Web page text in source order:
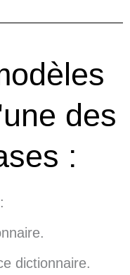
des
:
dictionnaire.